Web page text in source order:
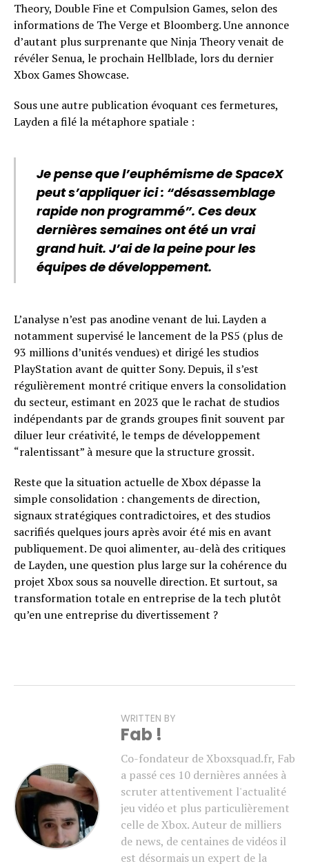
Theory, Double Fine et Compulsion Games, selon des
informations de The Verge et Bloomberg. Une annonce
d’autant plus surprenante que Ninja Theory venait de
révéler Senua, le prochain Hellblade, lors du dernier
Xbox Games Showcase.
Sous une autre publication évoquant ces fermetures,
Layden a filé la métaphore spatiale :
Je pense que l’euphémisme de SpaceX
peut s’appliquer ici : “désassemblage
rapide non programmé”. Ces deux
dernières semaines ont été un vrai
grand huit. J’ai de la peine pour les
équipes de développement.
L’analyse n’est pas anodine venant de lui. Layden a
notamment supervisé le lancement de la PS5 (plus de
93 millions d’unités vendues) et dirigé les studios
PlayStation avant de quitter Sony. Depuis, il s’est
régulièrement montré critique envers la consolidation
du secteur, estimant en 2023 que le rachat de studios
indépendants par de grands groupes finit souvent par
diluer leur créativité, le temps de développement
“ralentissant” à mesure que la structure grossit.
Reste que la situation actuelle de Xbox dépasse la
simple consolidation : changements de direction,
signaux stratégiques contradictoires, et des studios
sacrifiés quelques jours après avoir été mis en avant
publiquement. De quoi alimenter, au-delà des critiques
de Layden, une question plus large sur la cohérence du
projet Xbox sous sa nouvelle direction. Et surtout, sa
transformation totale en entreprise de la tech plutôt
qu’en une entreprise du divertissement ?
WRITTEN BY
Fab !
Co-fondateur de Xboxsquad.fr, Fab
a passé ces 10 dernières années à
scruter attentivement l'actualité
jeu vidéo et plus particulièrement
celle de Xbox. Auteur de milliers
de news, de centaines de vidéos il
est désormais un expert de la